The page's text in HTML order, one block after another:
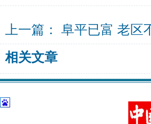
上一篇： 阜平已富 老区
相关文章